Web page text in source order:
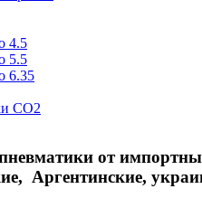
4.5
5.5
6.35
CO2
от
Аргентинские,